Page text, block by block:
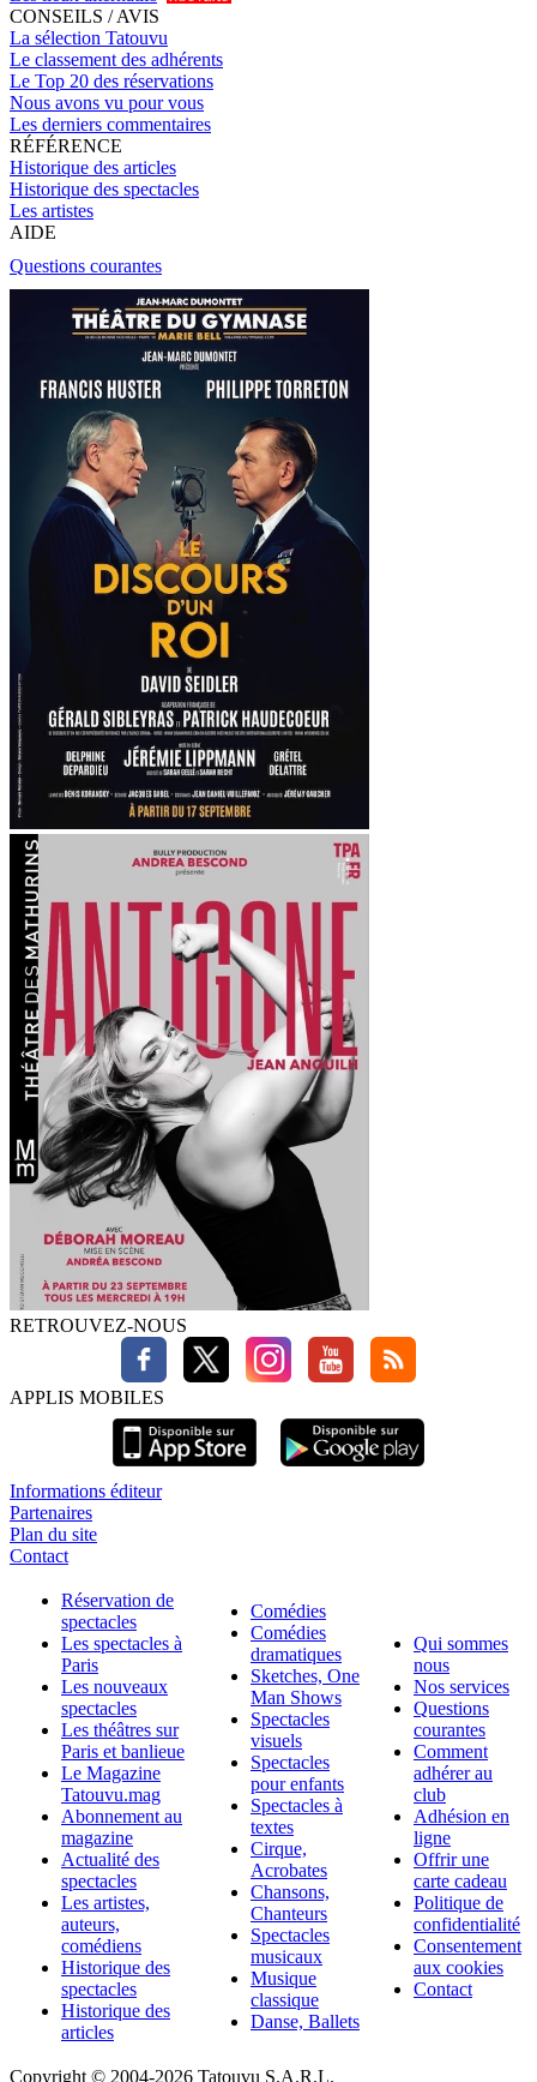
CONSEILS / AVIS
La sélection Tatouvu
Le classement des adhérents
Le Top 20 des réservations
Nous avons vu pour vous
Les derniers commentaires
RÉFÉRENCE
Historique des articles
Historique des spectacles
Les artistes
AIDE
Questions courantes
RETROUVEZ-NOUS
APPLIS MOBILES
Informations éditeur
Partenaires
Plan du site
Contact
Réservation de
spectacles
Les spectacles à
Paris
Les nouveaux
spectacles
Les théâtres sur
Paris et banlieue
Le Magazine
Tatouvu.mag
Abonnement au
magazine
Actualité des
spectacles
Les artistes,
auteurs,
comédiens
Historique des
spectacles
Historique des
articles
Comédies
Comédies
dramatiques
Sketches, One
Man Shows
Spectacles
visuels
Spectacles
pour enfants
Spectacles à
textes
Cirque,
Acrobates
Chansons,
Chanteurs
Spectacles
musicaux
Musique
classique
Danse, Ballets
Qui sommes
nous
Nos services
Questions
courantes
Comment
adhérer au
club
Adhésion en
ligne
Offrir une
carte cadeau
Politique de
confidentialité
Consentement
aux cookies
Contact
Copyright © 2004-2026 Tatouvu S.A.R.L.